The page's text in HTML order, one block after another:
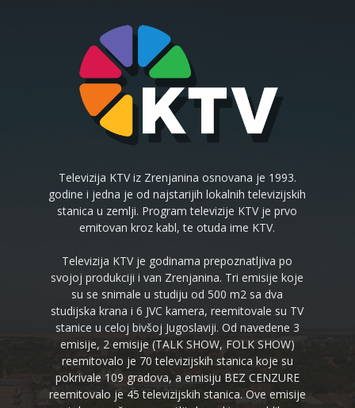
Televizija KTV iz Zrenjanina osnovana je 1993.
godine i jedna je od najstarijih lokalnih televizijskih
stanica u zemlji. Program televizije KTV je prvo
emitovan kroz kabl, te otuda ime KTV.
Televizija KTV je godinama prepoznatljiva po
svojoj produkciji i van Zrenjanina. Tri emisije koje
su se snimale u studiju od 500 m2 sa dva
studijska krana i 6 JVC kamera, reemitovale su TV
stanice u celoj bivšoj Jugoslaviji. Od navedene 3
emisije, 2 emisije (TALK SHOW, FOLK SHOW)
reemitovalo je 70 televizijskih stanica koje su
pokrivale 109 gradova, a emisiju BEZ CENZURE
reemitovalo je 45 televizijskih stanica. Ove emisije